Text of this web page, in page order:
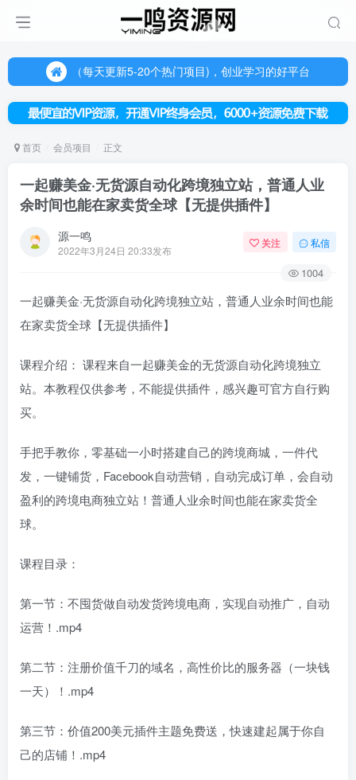
（每天更新5-20个热门项目)，创业学习的好平台
（每天更新5-20个热门项目)，创业学习的好平台
欢迎访问一鸣资源网，本站汇集数千网创课程和项目
首页 会员项目 正文
一起赚美金·无货源自动化跨境独立站，普通人业
余时间也能在家卖货全球【无提供插件】
源一鸣
2022年3月24日 20:33发布
关注 私信
1004
一起赚美金·无货源自动化跨境独立站，普通人业余时间也能
在家卖货全球【无提供插件】
课程介绍： 课程来自一起赚美金的无货源自动化跨境独立
站。本教程仅供参考，不能提供插件，感兴趣可官方自行购
买。
手把手教你，零基础一小时搭建自己的跨境商城，一件代
发，一键铺货，Facebook自动营销，自动完成订单，会自动
盈利的跨境电商独立站！普通人业余时间也能在家卖货全
球。
课程目录：
第一节：不囤货做自动发货跨境电商，实现自动推广，自动
运营！.mp4
第二节：注册价值千刀的域名，高性价比的服务器（一块钱
一天）！.mp4
第三节：价值200美元插件主题免费送，快速建起属于你自
己的店铺！.mp4